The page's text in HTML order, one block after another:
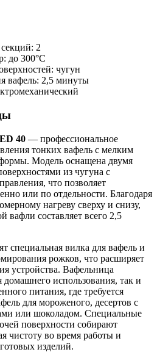
2
до 300°C
чугун
вафель: 2,5 минуты
40 — профессиональное
тонких вафель с мелким
Модель оснащена двумя
из чугуна с
что позволяет
или по отдельности. Благодаря
нагреву сверху и снизу,
вафли составляет всего 2,5
специальная вилка для вафель и
рожков, что расширяет
устройства. Вафельница
домашнего использования, так и
питания, где требуется
для мороженого, десертов с
или шоколадом. Специальные
поверхности собирают
чистоту во время работы и
изделий.